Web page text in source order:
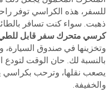
للسفر، هذه الكراسي توفر
ذهبت. سواء كنت تسافر
كرسي متحرك سفر قابل
وتخزينها في صندوق
بالنسبة لك. حان الوقت لتودع
يصعب نقلها، وترحب بكراسي
والخفيفة.